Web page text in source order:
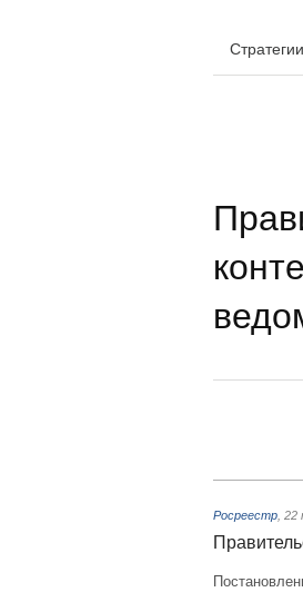
Стратегии
Росреестр 22